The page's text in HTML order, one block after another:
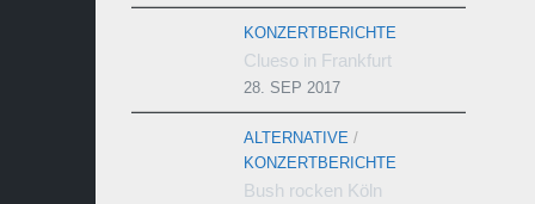
KONZERTBERICHTE
Clueso in Frankfurt
28. SEP 2017
ALTERNATIVE /
KONZERTBERICHTE
Bush rocken Köln